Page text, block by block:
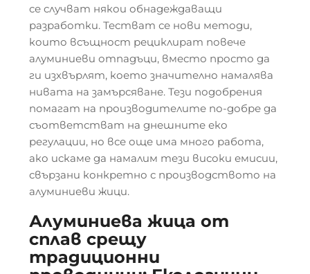
се случват някои обнадеждаващи
разработки. Тестват се нови методи,
които всъщност рециклират повече
алуминиеви отпадъци, вместо просто да
ги изхвърлят, което значително намалява
нивата на замърсяване. Тези подобрения
помагат на производителите по-добре да
съответстват на днешните еко
регулации, но все още има много работа,
ако искаме да намалим тези високи емисии,
свързани конкретно с производството на
алуминиеви жици.
Алуминиева жица от
сплав срещу
традиционни